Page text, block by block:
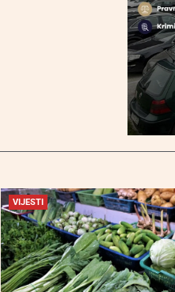
VIJESTI